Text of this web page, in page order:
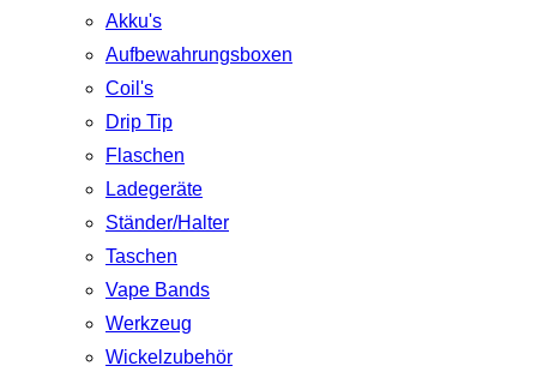
Akku's
Aufbewahrungsboxen
Coil's
Drip Tip
Flaschen
Ladegeräte
Ständer/Halter
Taschen
Vape Bands
Werkzeug
Wickelzubehör